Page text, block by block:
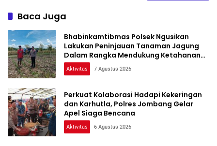
Baca Juga
Bhabinkamtibmas Polsek Ngusikan
Lakukan Peninjauan Tanaman Jagung
Dalam Rangka Mendukung Ketahanan
Pangan
Aktivitas 7 Agustus 2026
Perkuat Kolaborasi Hadapi Kekeringan
dan Karhutla, Polres Jombang Gelar
Apel Siaga Bencana
Aktivitas 6 Agustus 2026